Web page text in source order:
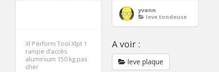
yvann
leve tondeuse
Xl Perform Tool Xlpt 1
rampe d’accès
aluminium 150 kg pas
cher
A voir :
leve plaque